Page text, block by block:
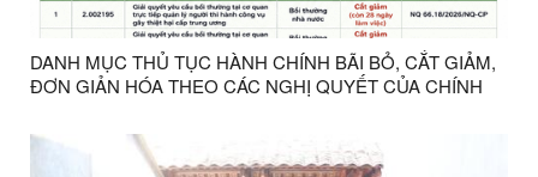
DANH MỤC THỦ TỤC HÀNH CHÍNH BÃI BỎ, CẮT GIẢM,
ĐƠN GIẢN HÓA THEO CÁC NGHỊ QUYẾT CỦA CHÍNH